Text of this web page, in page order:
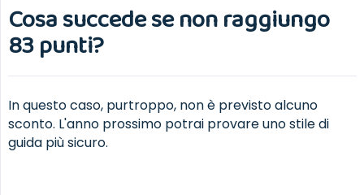
Cosa succede se non raggiungo
83 punti?
In questo caso, purtroppo, non è previsto alcuno
sconto. L'anno prossimo potrai provare uno stile di
guida più sicuro.